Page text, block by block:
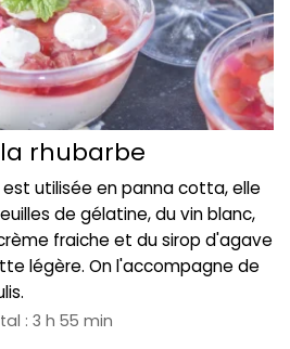
rhubarbe
est utilisée en panna cotta, elle
de gélatine, du vin blanc,
fraiche et du sirop d'agave
légère. On l'accompagne de
: 3 h 55 min